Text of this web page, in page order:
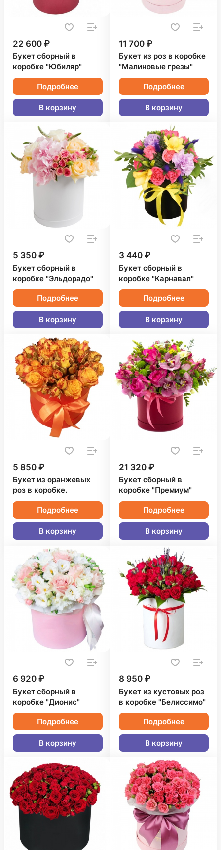
22 600 ₽
Букет сборный в
коробке "Юбиляр"
Подробнее
В корзину
11 700 ₽
Букет из роз в коробке
"Малиновые грезы"
Подробнее
В корзину
5 350 ₽
Букет сборный в
коробке "Эльдорадо"
Подробнее
В корзину
3 440 ₽
Букет сборный в
коробке "Карнавал"
Подробнее
В корзину
5 850 ₽
Букет из оранжевых
роз в коробке.
Подробнее
В корзину
21 320 ₽
Букет сборный в
коробке "Премиум"
Подробнее
В корзину
6 920 ₽
Букет сборный в
коробке "Дионис"
Подробнее
В корзину
8 950 ₽
Букет из кустовых роз
в коробке "Белиссимо"
Подробнее
В корзину